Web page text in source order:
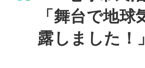
「舞台で地球
露しました！」